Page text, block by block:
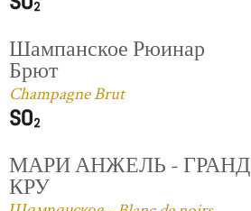
Шампанское Рюинар
Брют
Champagne Brut
МАРИ АНЖЕЛЬ - ГРАНД
КРУ